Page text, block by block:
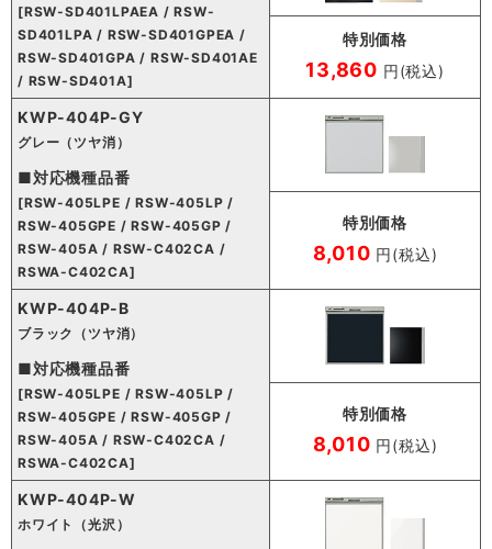
[RSW-SD401LPAEA / RSW-
SD401LPA / RSW-SD401GPEA /
RSW-SD401GPA / RSW-SD401AE
/ RSW-SD401A]
特別価格
13,860 円(税込)
KWP-404P-GY
グレー（ツヤ消）
■対応機種品番
[RSW-405LPE / RSW-405LP /
RSW-405GPE / RSW-405GP /
RSW-405A / RSW-C402CA /
RSWA-C402CA]
特別価格
8,010 円(税込)
KWP-404P-B
ブラック（ツヤ消）
■対応機種品番
[RSW-405LPE / RSW-405LP /
RSW-405GPE / RSW-405GP /
RSW-405A / RSW-C402CA /
RSWA-C402CA]
特別価格
8,010 円(税込)
KWP-404P-W
ホワイト（光沢）